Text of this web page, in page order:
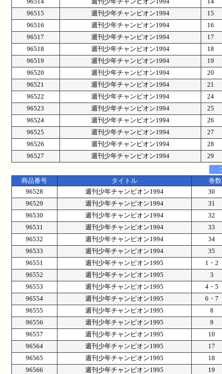
96515
週刊少年チャンピオン1994
15
96516
週刊少年チャンピオン1994
16
96517
週刊少年チャンピオン1994
17
96518
週刊少年チャンピオン1994
18
96519
週刊少年チャンピオン1994
19
96520
週刊少年チャンピオン1994
20
96521
週刊少年チャンピオン1994
21
96522
週刊少年チャンピオン1994
24
96523
週刊少年チャンピオン1994
25
96524
週刊少年チャンピオン1994
26
96525
週刊少年チャンピオン1994
27
96526
週刊少年チャンピオン1994
28
96527
週刊少年チャンピオン1994 29
商品番号 タイトル
巻数
96528
週刊少年チャンピオン1994
30
96529
週刊少年チャンピオン1994
31
96530
週刊少年チャンピオン1994
32
96531
週刊少年チャンピオン1994
33
96532
週刊少年チャンピオン1994
34
96533
週刊少年チャンピオン1994
35
96551
週刊少年チャンピオン1995
1・
96552
週刊少年チャンピオン1995
3
96553
週刊少年チャンピオン1995
4・
96554
週刊少年チャンピオン1995
6・
96555
週刊少年チャンピオン1995
8
96556
週刊少年チャンピオン1995
9
96557
週刊少年チャンピオン1995
10
96564
週刊少年チャンピオン1995
17
96565
週刊少年チャンピオン1995
18
96566
週刊少年チャンピオン1995 19